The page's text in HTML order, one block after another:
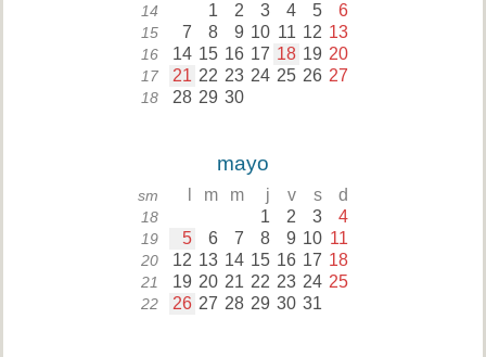
14 1 2 3 4 5 6
15 7 8 9 10 11 12 13
16 14 15 16 17 18 19 20
17 21 22 23 24 25 26 27
18 28 29 30
mayo
sm m m j v s d
18 1 2 3 4
19 5 6 7 8 9 10 11
20 12 13 14 15 16 17 18
21 19 20 21 22 23 24 25
22 26 27 28 29 30 31